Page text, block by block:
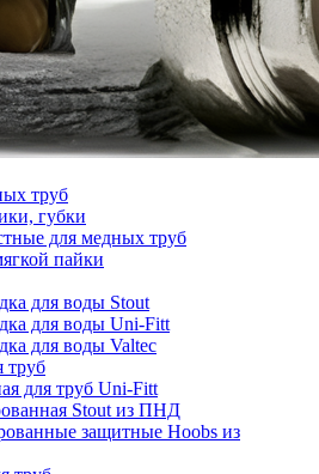
труб
губки
для медных труб
пайки
для воды Stout
для воды Uni-Fitt
для воды Valtec
труб
для труб Uni-Fitt
Stout из ПНД
защитные Hoobs из